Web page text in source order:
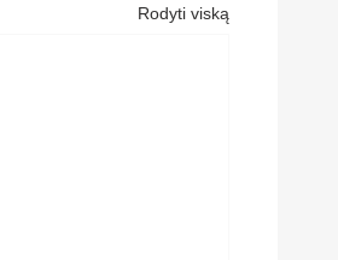
Rodyti viską